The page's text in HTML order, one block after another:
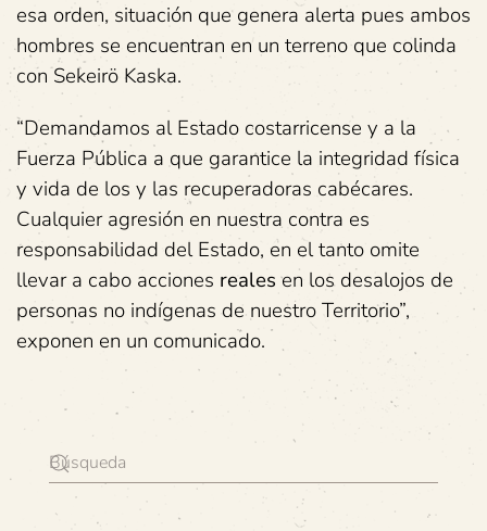
esa orden, situación que genera alerta pues ambos
hombres se encuentran en un terreno que colinda
con Sekeirö Kaska.
“Demandamos al Estado costarricense y a la
Fuerza Pública a que garantice la integridad física
y vida de los y las recuperadoras cabécares.
Cualquier agresión en nuestra contra es
responsabilidad del Estado, en el tanto omite
llevar a cabo acciones realesen los desalojos de
personas no indígenas de nuestro Territorio”,
exponen en un comunicado.